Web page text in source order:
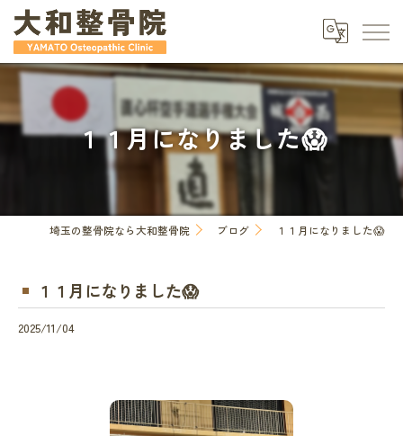
１１月になりました😱
埼玉の整骨院なら大和整骨院 ブログ １１月になりました😱
１１月になりました😱
2025/11/04